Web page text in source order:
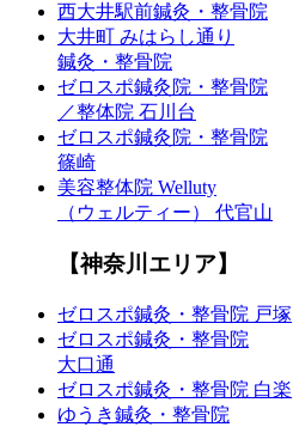
西大井駅前鍼灸・整骨院
大井町 みはらし通り
鍼灸・整骨院
ゼロスポ鍼灸院・整骨院
／整体院 石川台
ゼロスポ鍼灸院・整骨院
篠崎
美容整体院 Welluty
（ウェルティー） 代官山
【神奈川エリア】
ゼロスポ鍼灸・整骨院 戸塚
ゼロスポ鍼灸・整骨院
大口通
ゼロスポ鍼灸・整骨院 白楽
ゆうき鍼灸・整骨院